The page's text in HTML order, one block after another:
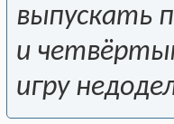
выпускать
и
игру